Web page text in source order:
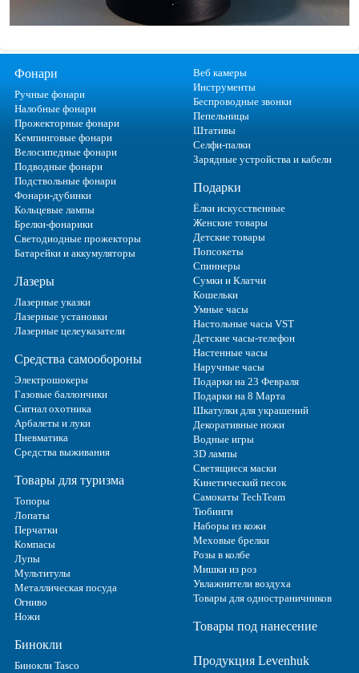
Фонари
Ручные фонари
Налобные фонари
Прожекторные фонари
Кемпинговые фонари
Велосипедные фонари
Подводные фонари
Подствольные фонари
Фонари-дубинки
Кольцевые лампы
Брелки-фонарики
Светодиодные прожекторы
Батарейки и аккумуляторы
Лазеры
Лазерные указки
Лазерные установки
Лазерные целеуказатели
Средства самообороны
Электрошокеры
Газовые баллончики
Сигнал охотника
Арбалеты и луки
Пневматика
Средства выживания
Товары для туризма
Топоры
Лопаты
Перчатки
Компасы
Лупы
Мультитулы
Металлическая посуда
Огниво
Ножи
Бинокли
Бинокли Tasco
Веб камеры
Инструменты
Беспроводные звонки
Пепельницы
Штативы
Селфи-палки
Зарядные устройства и кабели
Подарки
Ёлки искусственные
Женские товары
Детские товары
Попсокеты
Спиннеры
Сумки и Клатчи
Кошельки
Умные часы
Настольные часы VST
Детские часы-телефон
Настенные часы
Наручные часы
Подарки на 23 Февраля
Подарки на 8 Марта
Шкатулки для украшений
Декоративные ножи
Водные игры
3D лампы
Светящиеся маски
Кинетический песок
Самокаты TechTeam
Тюбинги
Наборы из кожи
Меховые брелки
Розы в колбе
Мишки из роз
Увлажнители воздуха
Товары для одностраничников
Товары под нанесение
Продукция Levenhuk